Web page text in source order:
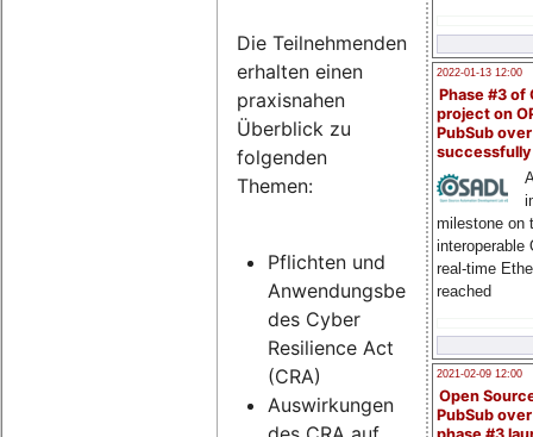
2022-01-13 12:00
Phase #3 of
project on
PubSub over
milestone on
interoperable
real-time
reached
2021-02-09 12:00
Open
PubSub
Die Teilnehmenden
erhalten einen
praxisnahen
Überblick zu
folgenden
Themen:
Pflichten und
Anwendungsbereich
des Cyber
Resilience Act
(CRA)
Auswirkungen